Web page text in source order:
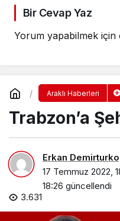
Bir Cevap Yaz
Yorum yapabilmek için
Araklı Haberleri
Trabzon’a
Erkan
17 Temmuz 2022,
18:26 güncellendi
3.631